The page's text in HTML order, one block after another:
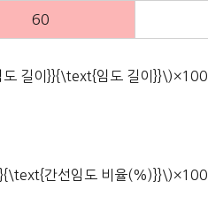
60
길이}}{\text{임도 길이}}\)×100
간선임도 비율(%)}}\)×100